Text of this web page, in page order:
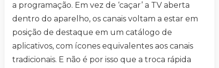
a programação. Em vez de ‘caçar’ a TV aberta
dentro do aparelho, os canais voltam a estar em
posição de destaque em um catálogo de
aplicativos, com ícones equivalentes aos canais
tradicionais. E não é por isso que a troca rápida